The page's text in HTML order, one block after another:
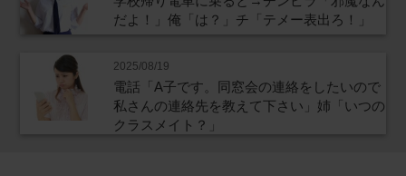
だよ！」俺「は？」チ「テメー表出ろ！」
2025/08/19
電話「A子です。同窓会の連絡をしたいので
私さんの連絡先を教えて下さい」姉「いつの
クラスメイト？」